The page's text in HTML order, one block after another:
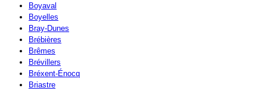
Boyaval
Boyelles
Bray-Dunes
Brébières
Brêmes
Brévillers
Bréxent-Énocq
Briastre